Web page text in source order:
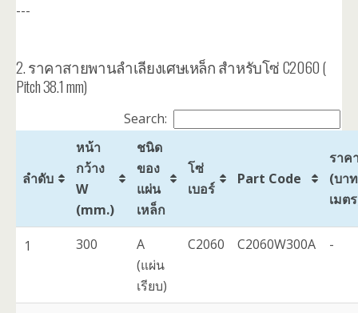
---
2. ราคาสายพานลำเลียงเศษเหล็ก สำหรับโซ่ C2060 (
Pitch 38.1 mm)
Search:
ลำดับ
หน้า
กว้าง
W
(mm.)
ชนิด
ของ
แผ่น
เหล็ก
โซ่
เบอร์
Part Code
ราค
(บา
เมต
1 300
A
(แผ่น
เรียบ)
C2060 C2060W300A -